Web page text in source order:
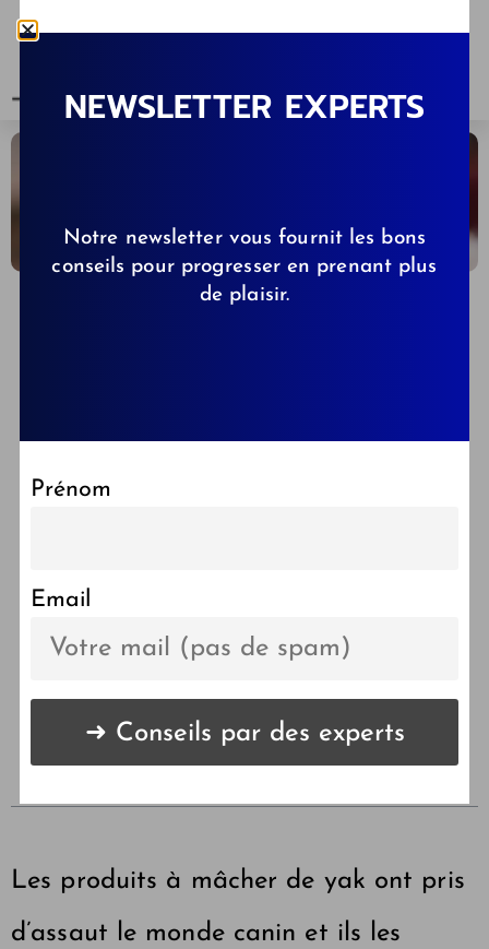
LES POINTS CLÉS DE
L'ARTICLE 🔑
Les produits à mâcher de yak ont ​​pris
d’assaut le monde canin et ils les
NEWSLETTER EXPERTS
Notre newsletter vous fournit les bons
conseils pour progresser en prenant plus
de plaisir.
Prénom
Email